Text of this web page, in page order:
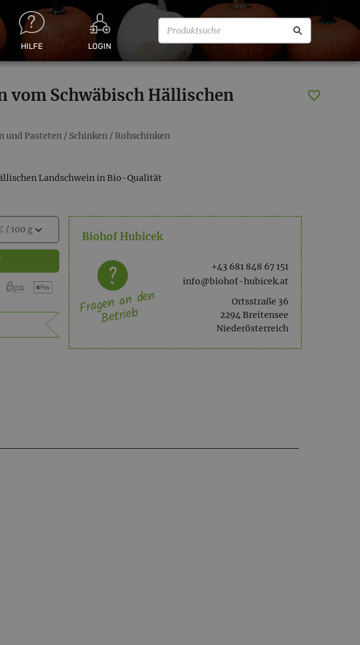
HILFE LOGIN
vom Schwäbisch Hällischen
und Pasteten / Schinken / Rohschinken
Landschwein in Bio-Qualität
/ 100 gexpand_more Biohof Hubicek
+43 681 848 67 151
info@biohof-hubicek.at
Ortsstraße 36
2294 Breitensee
Niederösterreich
Fragen an den
Betrieb